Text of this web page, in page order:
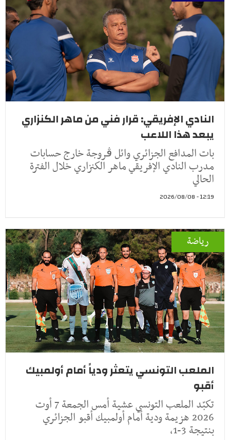
النادي الإفريقي: قرار فني من ماهر الكنزاري
يبعد هذا اللاعب
بات المدافع الجزائري وائل ڤروجة خارج حسابات
مدرب النادي الإفريقي ماهر الكنزاري خلال الفترة
الحالي
12:19 - 2026/08/08
رياضة
الملعب التونسي يتعثر ودياً أمام أولمبيك
أقبو
تكبّد الملعب التونسي عشية أمس الجمعة 7 أوت
2026 هزيمة ودية أمام أولمبيك أقبو الجزائري
بنتيجة 3-1،